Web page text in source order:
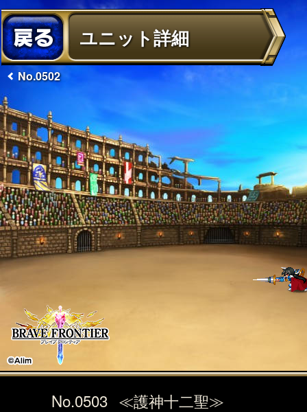
ユニット詳細
No.0502
No.0503 ≪護神十二聖≫